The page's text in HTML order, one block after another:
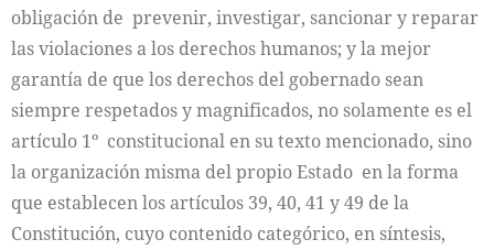
obligación de prevenir, investigar, sancionar y reparar
las violaciones a los derechos humanos; y la mejor
garantía de que los derechos del gobernado sean
siempre respetados y magnificados, no solamente es el
artículo 1º constitucional en su texto mencionado, sino
la organización misma del propio Estado en la forma
que establecen los artículos 39, 40, 41 y 49 de la
Constitución, cuyo contenido categórico, en síntesis,